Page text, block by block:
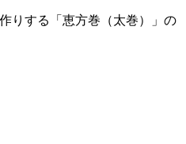
りする「恵方巻（太巻）」の